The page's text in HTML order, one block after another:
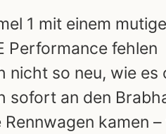
1 mit einem
Performance fehlen
nicht so neu, wie es
sofort an den
kamen